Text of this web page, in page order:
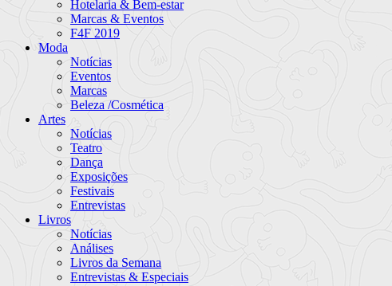
Hotelaria & Bem-estar
Marcas & Eventos
F4F 2019
Moda
Notícias
Eventos
Marcas
Beleza /Cosmética
Artes
Notícias
Teatro
Dança
Exposições
Festivais
Entrevistas
Livros
Notícias
Análises
Livros da Semana
Entrevistas & Especiais